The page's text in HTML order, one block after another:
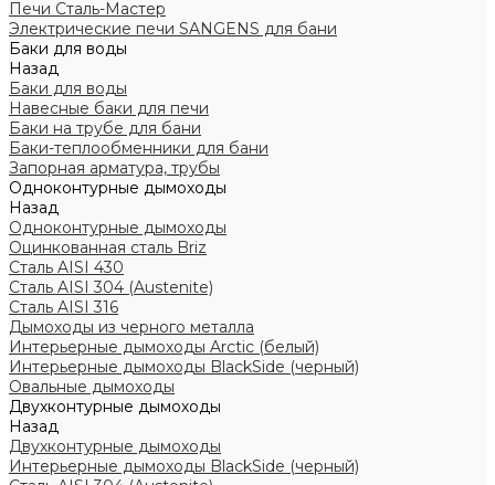
Печи Сталь-Мастер
Электрические печи SANGENS для бани
Баки для воды
Назад
Баки для воды
Навесные баки для печи
Баки на трубе для бани
Баки-теплообменники для бани
Запорная арматура, трубы
Одноконтурные дымоходы
Назад
Одноконтурные дымоходы
Оцинкованная сталь Briz
Сталь AISI 430
Сталь AISI 304 (Austenite)
Сталь AISI 316
Дымоходы из черного металла
Интерьерные дымоходы Arctic (белый)
Интерьерные дымоходы BlackSide (черный)
Овальные дымоходы
Двухконтурные дымоходы
Назад
Двухконтурные дымоходы
Интерьерные дымоходы BlackSide (черный)